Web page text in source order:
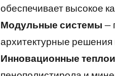
обеспечивает высокое
Модульные системы —
архитектурные
Инновационные